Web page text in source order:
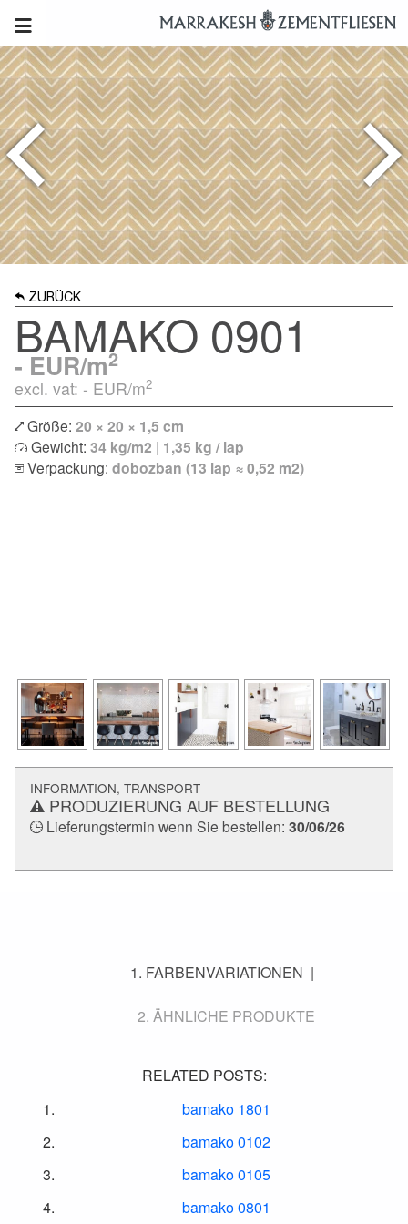
ZURÜCK
BAMAKO 0901
- EUR/m2
excl. vat: - EUR/m2
Größe: 20 × 20 × 1,5 cm
Gewicht: 34 kg/m2 | 1,35 kg / lap
Verpackung: dobozban (13 lap ≈ 0,52 m2)
INFORMATION, TRANSPORT
PRODUZIERUNG AUF BESTELLUNG
Lieferungstermin wenn Sie bestellen: 30/06/26
FARBENVARIATIONEN
ÄHNLICHE PRODUKTE
RELATED POSTS:
bamako 1801
bamako 0102
bamako 0105
bamako 0801